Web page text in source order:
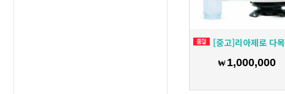
[중고]리아제로 다목적 수소살균수기 GR-1400
₩ 1,000,000